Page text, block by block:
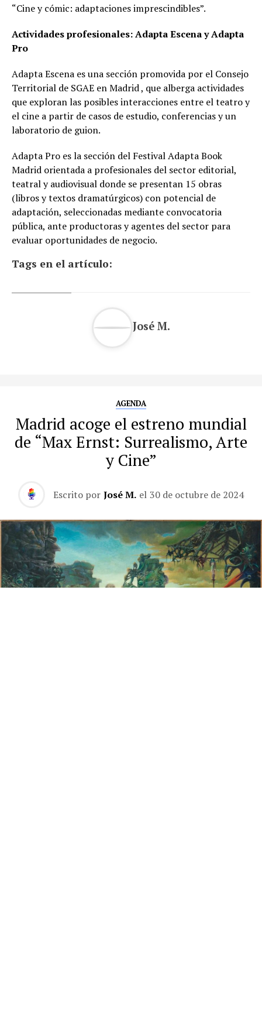
“Cine y cómic: adaptaciones imprescindibles”.
Actividades profesionales: Adapta Escena y Adapta
Pro
Adapta Escena es una sección promovida por el Consejo
Territorial de SGAE en Madrid , que alberga actividades
que exploran las posibles interacciones entre el teatro y
el cine a partir de casos de estudio, conferencias y un
laboratorio de guion.
Adapta Pro es la sección del Festival Adapta Book
Madrid orientada a profesionales del sector editorial,
teatral y audiovisual donde se presentan 15 obras
(libros y textos dramatúrgicos) con potencial de
adaptación, seleccionadas mediante convocatoria
pública, ante productoras y agentes del sector para
evaluar oportunidades de negocio.
Tags en el artículo:
José M.
AGENDA
Madrid acoge el estreno mundial
de “Max Ernst: Surrealismo, Arte
y Cine”
Escrito por José M. el 30 de octubre de 2024